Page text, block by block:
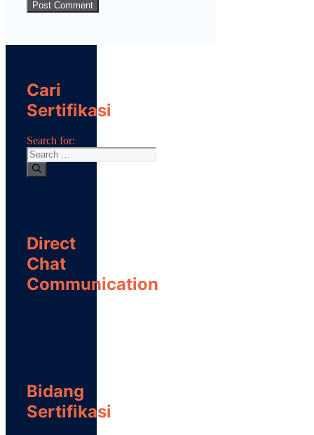
Cari
Sertifikasi
Search for:
Direct
Chat
Communication
Bidang
Sertifikasi